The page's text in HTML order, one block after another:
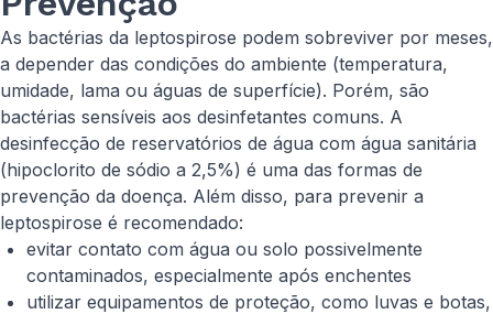
As bactérias da leptospirose podem sobreviver por meses,
a depender das condições do ambiente (temperatura,
umidade, lama ou águas de superfície). Porém, são
bactérias sensíveis aos desinfetantes comuns. A
desinfecção de reservatórios de água com água sanitária
(hipoclorito de sódio a 2,5%) é uma das formas de
prevenção da doença. Além disso, para prevenir a
leptospirose é recomendado:
evitar contato com água ou solo possivelmente
contaminados, especialmente após enchentes
utilizar equipamentos de proteção, como luvas e botas,